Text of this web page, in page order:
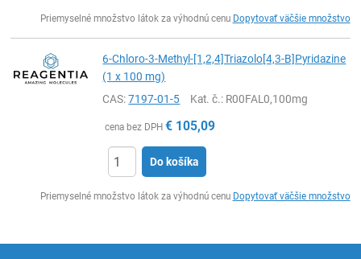
Priemyselné množstvo látok za výhodnú cenu Dopytovať väčšie množstvo
6-Chloro-3-Methyl-[1,2,4]Triazolo[4,3-B]Pyridazine
(1 x 100 mg)
CAS:7197-01-5 Kat. č.: R00FAL0,100mg
cena bez DPH € 105,09
Do košíka
Priemyselné množstvo látok za výhodnú cenu Dopytovať väčšie množstvo